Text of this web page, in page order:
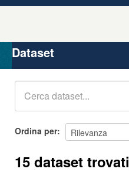
Organizzazioni
Gruppi
Dataset
Ordina per
15 dataset trovati